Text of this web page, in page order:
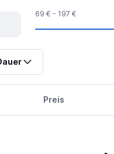
69 € - 197 €
Preis